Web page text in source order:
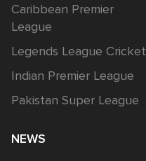
Caribbean Premier
League
Legends League Cricket
Indian Premier League
Pakistan Super League
NEWS